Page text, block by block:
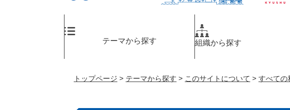
テーマから探す 組織から探す
トップページ > テーマから探す > このサイトについて > すべての